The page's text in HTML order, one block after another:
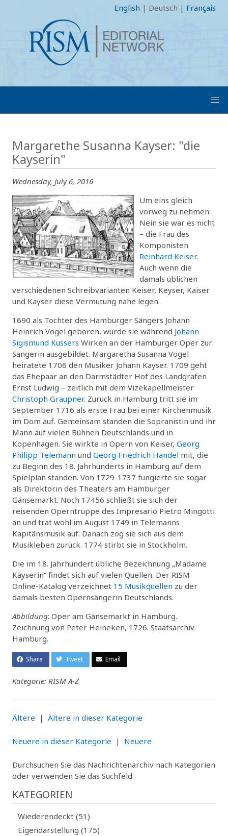
English | Deutsch | Français
Margarethe Susanna Kayser: "die
Kayserin"
Wednesday, July 6, 2016
Um eins gleich
vorweg zu nehmen:
Nein sie war es nicht
– die Frau des
Komponisten
Reinhard Keiser.
Auch wenn die
damals üblichen
verschiedenen Schreibvarianten Keiser, Keyser, Kaiser
und Kayser diese Vermutung nahe legen.
1690 als Tochter des Hamburger Sängers Johann
Heinrich Vogel geboren, wurde sie während Johann
Sigismund Kussers Wirken an der Hamburger Oper zur
Sängerin ausgebildet. Margaretha Susanna Vogel
heiratete 1706 den Musiker Johann Kayser. 1709 geht
das Ehepaar an den Darmstädter Hof des Landgrafen
Ernst Ludwig – zeitlich mit dem Vizekapellmeister
Christoph Graupner. Zurück in Hamburg tritt sie im
September 1716 als erste Frau bei einer Kirchenmusik
im Dom auf. Gemeinsam standen die Sopranistin und ihr
Mann auf vielen Bühnen Deutschlands und in
Kopenhagen. Sie wirkte in Opern von Keiser, Georg
Philipp Telemann und Georg Friedrich Händel mit, die
zu Beginn des 18. Jahrhunderts in Hamburg auf dem
Spielplan standen. Von 1729-1737 fungierte sie sogar
als Direktorin des Theaters am Hamburger
Gänsemarkt. Noch 17456 schließt sie sich der
reisenden Operntruppe des Impresario Pietro Mingotti
an und trat wohl im August 1749 in Telemanns
Kapitänsmusik auf. Danach zog sie sich aus dem
Musikleben zurück. 1774 stirbt sie in Stockholm.
Die im 18. Jahrhundert übliche Bezeichnung „Madame
Kayserin“ findet sich auf vielen Quellen. Der RISM
Online-Katalog verzeichnet 15 Musikquellen zu der
damals besten Opernsängerin Deutschlands.
Abbildung: Oper am Gänsemarkt in Hamburg.
Zeichnung von Peter Heineken, 1726. Staatsarchiv
Hamburg.
Share Tweet Email
Kategorie: RISM A-Z
Ältere | Ältere in dieser Kategorie
Neuere in dieser Kategorie | Neuere
Durchsuchen Sie das Nachrichtenarchiv nach Kategorien
oder verwenden Sie das Suchfeld.
KATEGORIEN
Wiederendeckt (51)
Eigendarstellung (175)